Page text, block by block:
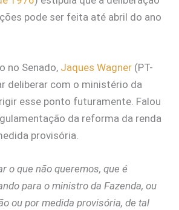
pode ser feita até abril do ano
no Senado, Jaques Wagner (PT-
deliberar com o ministério da
esse ponto futuramente. Falou
da reforma da renda
provisória.
o que não queremos, que é
para o ministro da Fazenda, ou
ou por medida provisória, de tal